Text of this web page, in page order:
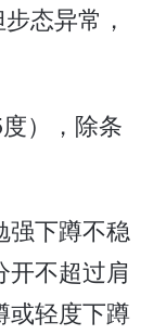
态异常，
），除条
强下蹲不稳
不超过肩
或轻度下蹲